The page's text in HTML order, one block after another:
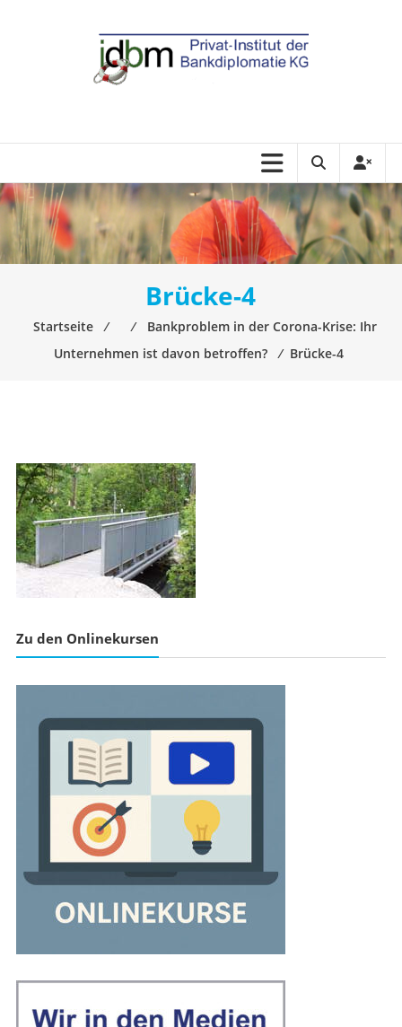
Brücke-4
Startseite ⁄ ⁄
Bankproblem in der Corona-Krise: Ihr
Unternehmen ist davon betroffen?
⁄ Brücke-4
Zu den Onlinekursen